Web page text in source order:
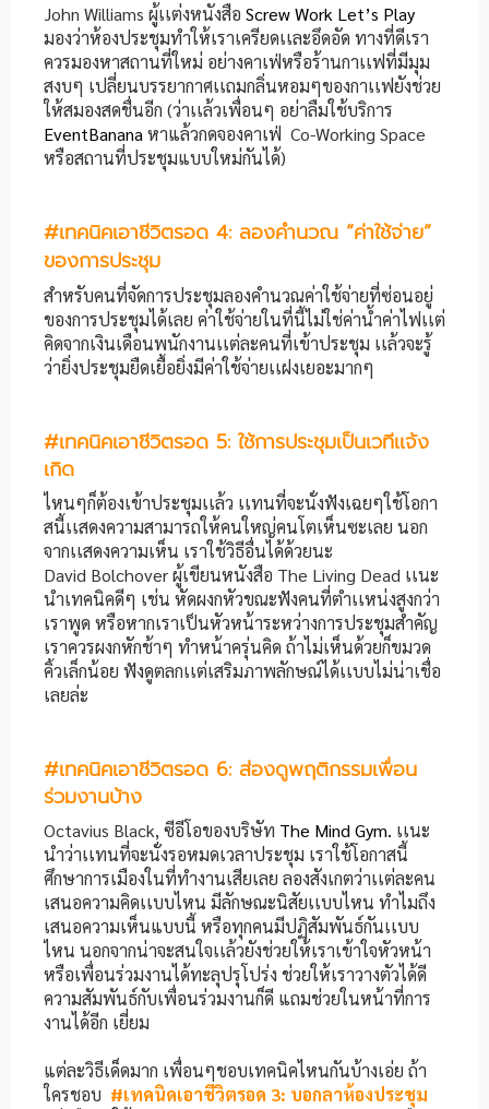
John Williams ผู้เเต่งหนังสือ Screw Work Let’s Play
มองว่าห้องประชุมทำให้เราเครียดเเละอึดอัด ทางที่ดีเรา
ควรมองหาสถานที่ใหม่ อย่างคาเฟ่หรือร้านกาเเฟที่มีมุม
สงบๆ เปลี่ยนบรรยากาศเเถมกลิ่นหอมๆของกาเเฟยังช่วย
ให้สมองสดชื่นอีก (ว่าเเล้วเพื่อนๆ อย่าลืมใช้บริการ
EventBananaหาแล้วกดจองคาเฟ่ Co-Working Space
หรือสถานที่ประชุมแบบใหม่กันได้)
#เทคนิคเอาชีวิตรอด 4: ลองคำนวณ ”ค่าใช้จ่าย”
ของการประชุม
สำหรับคนที่จัดการประชุมลองคำนวณค่าใช้จ่ายที่ซ่อนอยู่
ของการประชุมได้เลย ค่าใช้จ่ายในที่นี้ไม่ใช่ค่าน้ำค่าไฟเเต่
คิดจากเงินเดือนพนักงานเเต่ละคนที่เข้าประชุม เเล้วจะรู้
ว่ายิ่งประชุมยืดเยื้อยิ่งมีค่าใช้จ่ายเเฝงเยอะมากๆ
#เทคนิคเอาชีวิตรอด 5: ใช้การประชุมเป็นเวทีเเจ้ง
เกิด
ไหนๆก็ต้องเข้าประชุมเเล้ว เเทนที่จะนั่งฟังเฉยๆใช้โอกา
สนี้เเสดงความสามารถให้คนใหญ่คนโตเห็นซะเลย นอก
จากเเสดงความเห็น เราใช้วิธีอื่นได้ด้วยนะ
David Bolchover ผู้เขียนหนังสือ The Living Dead เเนะ
นำเทคนิคดีๆ เช่น หัดผงกหัวขณะฟังคนที่ตำเเหน่งสูงกว่า
เราพูด หรือหากเราเป็นหัวหน้าระหว่างการประชุมสำคัญ
เราควรผงกหักช้าๆ ทำหน้าครุ่นคิด ถ้าไม่เห็นด้วยก็ขมวด
คิ้วเล็กน้อย ฟังดูตลกเเต่เสริมภาพลักษณ์ได้เเบบไม่น่าเชื่อ
เลยล่ะ
#เทคนิคเอาชีวิตรอด 6: ส่องดูพฤติกรรมเพื่อน
ร่วมงานบ้าง
Octavius Black, ซีอีโอของบริษัท The Mind Gym. เเนะ
นำว่าเเทนที่จะนั่งรอหมดเวลาประชุม เราใช้โอกาสนี้
ศึกษาการเมืองในที่ทำงานเสียเลย ลองสังเกตว่าเเต่ละคน
เสนอความคิดเเบบไหน มีลักษณะนิสัยเเบบไหน ทำไมถึง
เสนอความเห็นแบบนี้ หรือทุกคนมีปฏิสัมพันธ์กันเเบบ
ไหน นอกจากน่าจะสนใจเเล้วยังช่วยให้เราเข้าใจหัวหน้า
หรือเพื่อนร่วมงานได้ทะลุปรุโปร่ง ช่วยให้เราวางตัวได้ดี
ความสัมพันธ์กับเพื่อนร่วมงานก็ดี แถมช่วยในหน้าที่การ
งานได้อีก เยี่ยม
แต่ละวิธีเด็ดมาก เพื่อนๆชอบเทคนิคไหนกันบ้างเอ่ย ถ้า
ใครชอบ #เทคนิดเอาชีวิตรอด 3: บอกลาห้องประชุม